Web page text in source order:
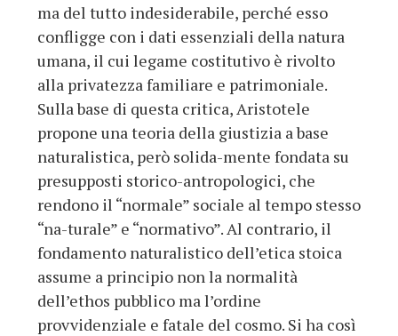
ma del tutto indesiderabile, perché esso
confligge con i dati essenziali della natura
umana, il cui legame costitutivo è rivolto
alla privatezza familiare e patrimoniale.
Sulla base di questa critica, Aristotele
propone una teoria della giustizia a base
naturalistica, però solida-mente fondata su
presupposti storico-antropologici, che
rendono il “normale” sociale al tempo stesso
“na-turale” e “normativo”. Al contrario, il
fondamento naturalistico dell’etica stoica
assume a principio non la normalità
dell’ethos pubblico ma l’ordine
provvidenziale e fatale del cosmo. Si ha così